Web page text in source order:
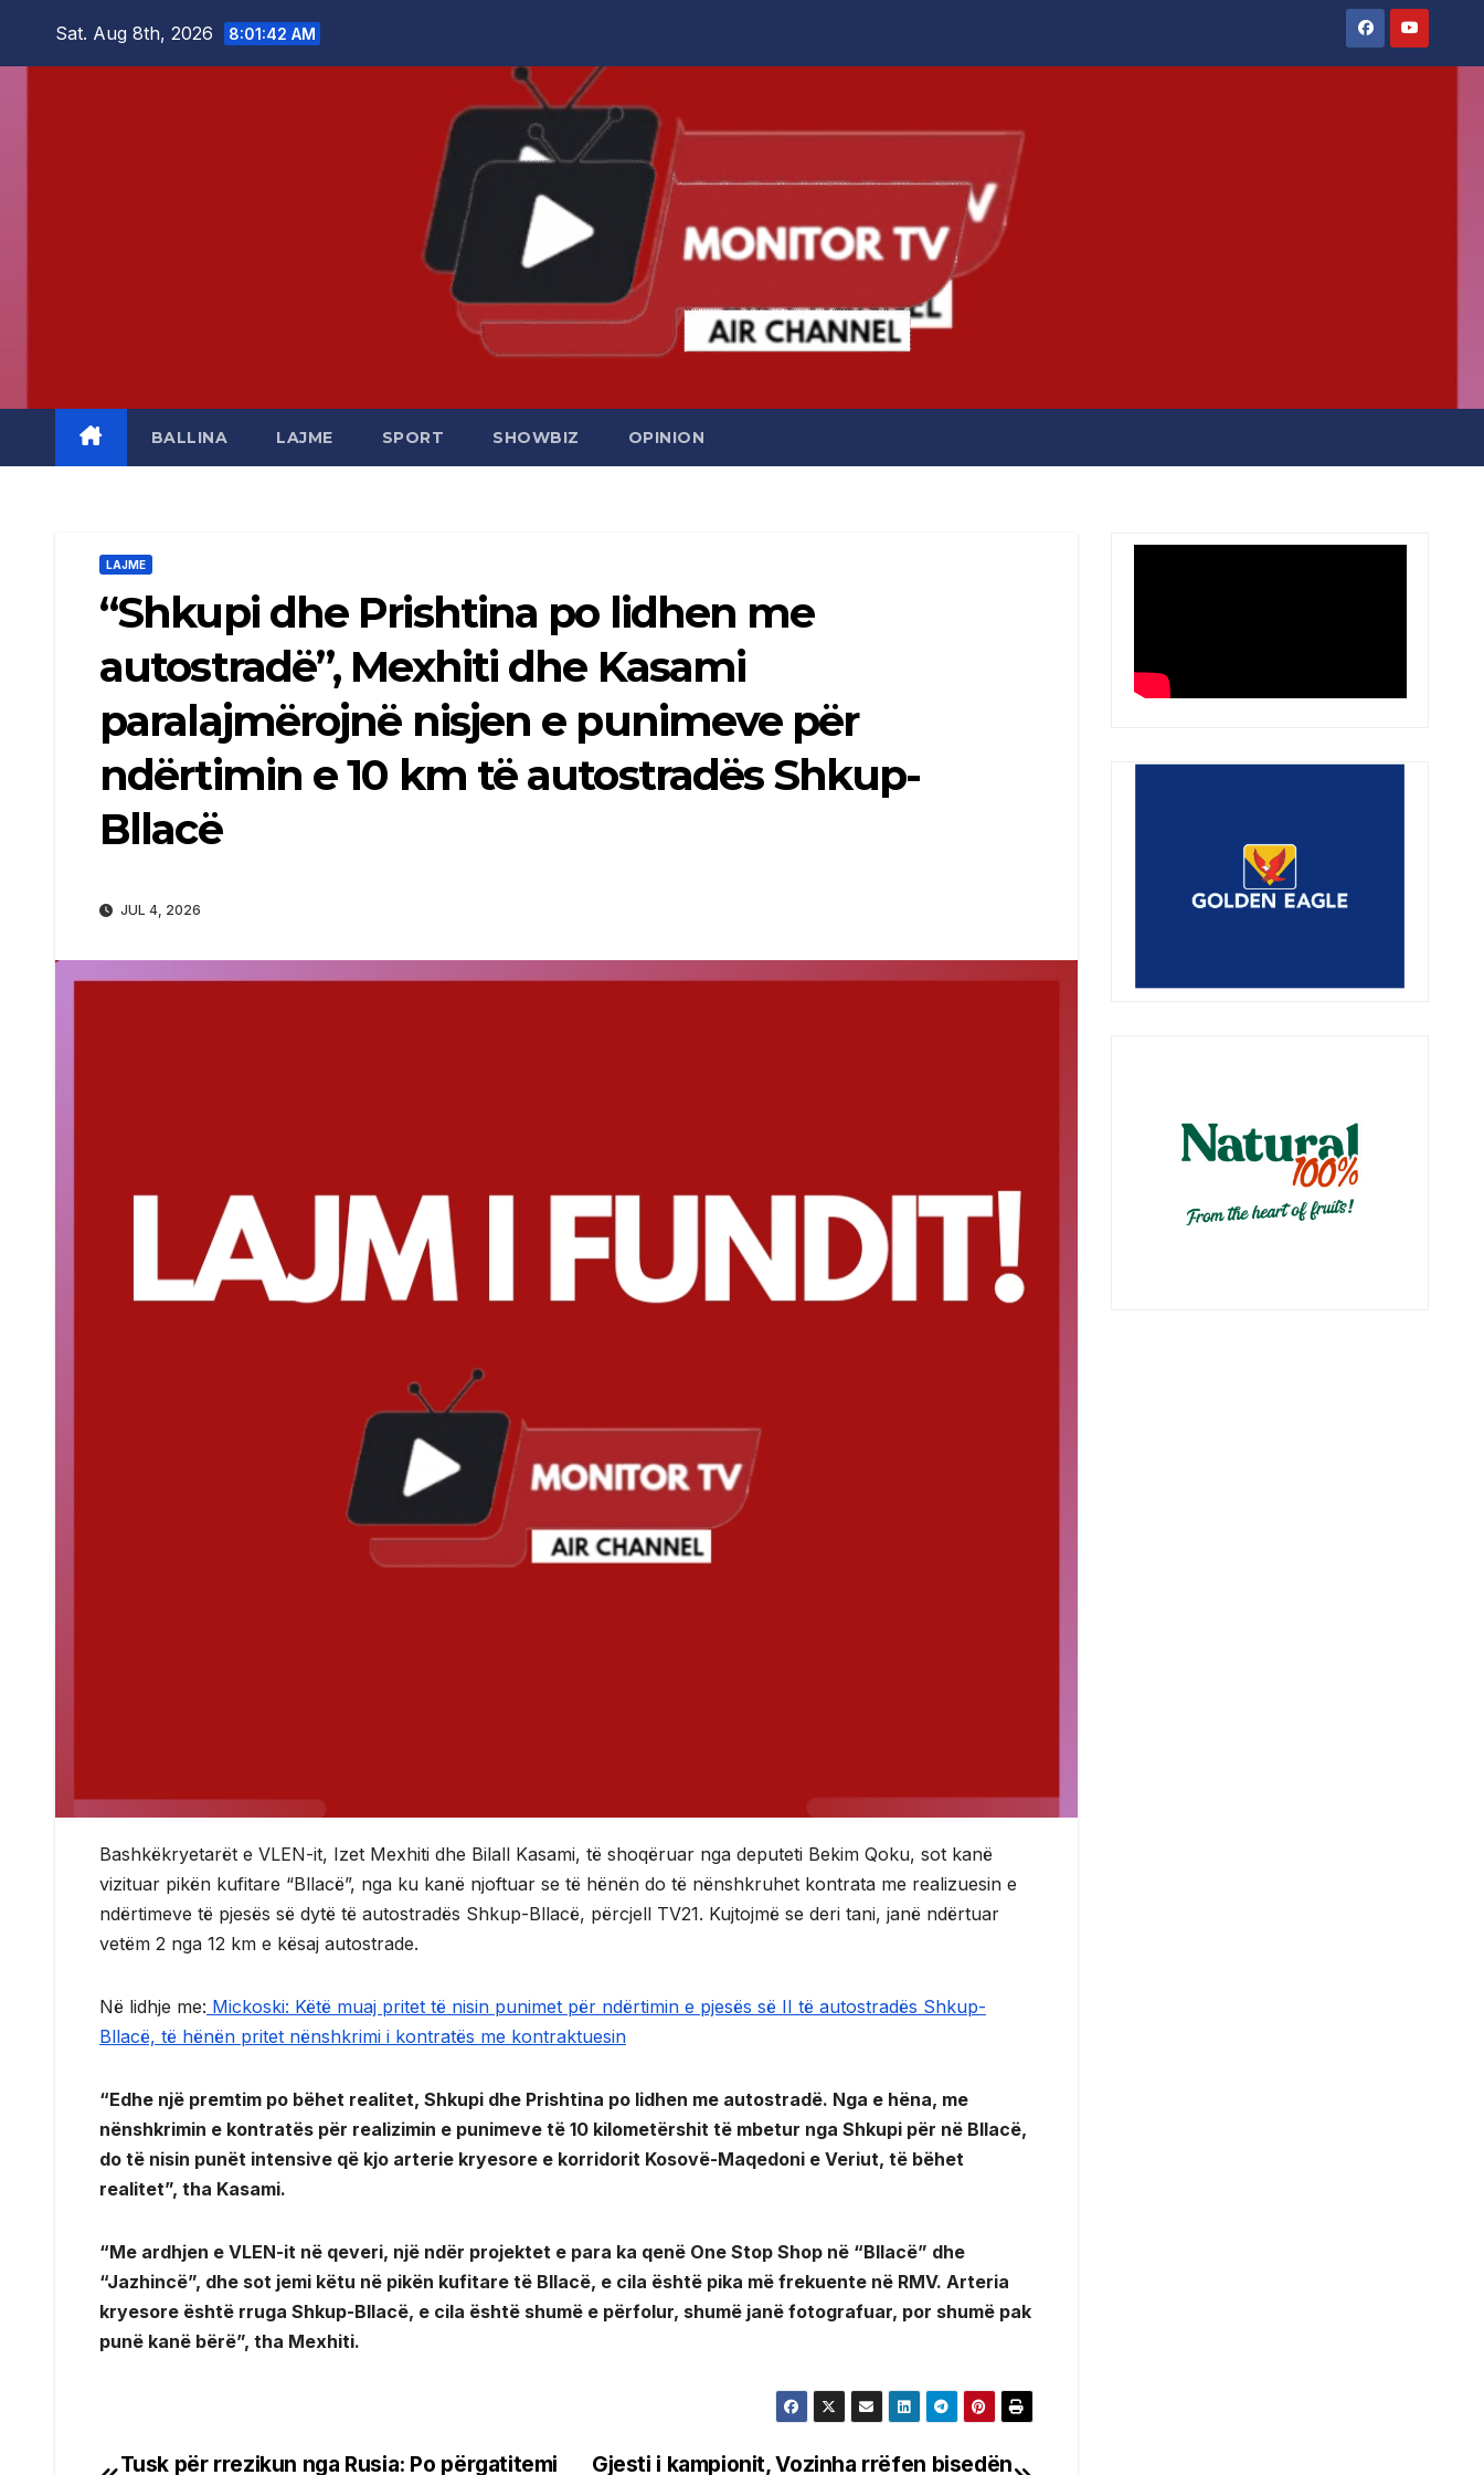
Sat. Aug 8th, 2026 8:01:43 AM
BALLINA LAJME SPORT SHOWBIZ OPINION
LAJME
“Shkupi dhe Prishtina po lidhen me
autostradë”, Mexhiti dhe Kasami
paralajmërojnë nisjen e punimeve për
ndërtimin e 10 km të autostradës Shkup-
Bllacë
JUL 4, 2026
Bashkëkryetarët e VLEN-it, Izet Mexhiti dhe Bilall Kasami, të shoqëruar nga deputeti Bekim Qoku, sot kanë
vizituar pikën kufitare “Bllacë”, nga ku kanë njoftuar se të hënën do të nënshkruhet kontrata me realizuesin e
ndërtimeve të pjesës së dytë të autostradës Shkup-Bllacë, përcjell TV21. Kujtojmë se deri tani, janë ndërtuar
vetëm 2 nga 12 km e kësaj autostrade.
Në lidhje me: Mickoski: Këtë muaj pritet të nisin punimet për ndërtimin e pjesës së II të autostradës Shkup-
Bllacë, të hënën pritet nënshkrimi i kontratës me kontraktuesin
“Edhe një premtim po bëhet realitet, Shkupi dhe Prishtina po lidhen me autostradë. Nga e hëna, me
nënshkrimin e kontratës për realizimin e punimeve të 10 kilometërshit të mbetur nga Shkupi për në Bllacë,
do të nisin punët intensive që kjo arterie kryesore e korridorit Kosovë-Maqedoni e Veriut, të bëhet
realitet”, tha Kasami.
“Me ardhjen e VLEN-it në qeveri, një ndër projektet e para ka qenë One Stop Shop në “Bllacë” dhe
“Jazhincë”, dhe sot jemi këtu në pikën kufitare të Bllacë, e cila është pika më frekuente në RMV. Arteria
kryesore është rruga Shkup-Bllacë, e cila është shumë e përfolur, shumë janë fotografuar, por shumë pak
punë kanë bërë”, tha Mexhiti.
Gjesti i kampionit, Vozinha rrëfen bisedën
Tusk për rrezikun nga Rusia: Po përgatitemi